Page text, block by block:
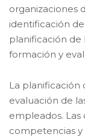
organizaciones
identificación
planificación
formación y
La planificación
evaluación de
empleados.
competencias y